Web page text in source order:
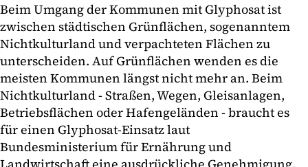
Beim Umgang der Kommunen mit Glyphosat ist
zwischen städtischen Grünflächen, sogenanntem
Nichtkulturland und verpachteten Flächen zu
unterscheiden. Auf Grünflächen wenden es die
meisten Kommunen längst nicht mehr an. Beim
Nichtkulturland - Straßen, Wegen, Gleisanlagen,
Betriebsflächen oder Hafengeländen - braucht es
für einen Glyphosat-Einsatz laut
Bundesministerium für Ernährung und